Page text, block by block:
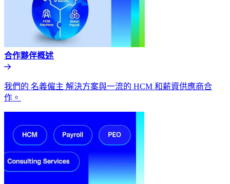
合作夥伴概述​​
我們的 名義僱主 解決方案與一流的 HCM 和薪資供應商合
作。​​